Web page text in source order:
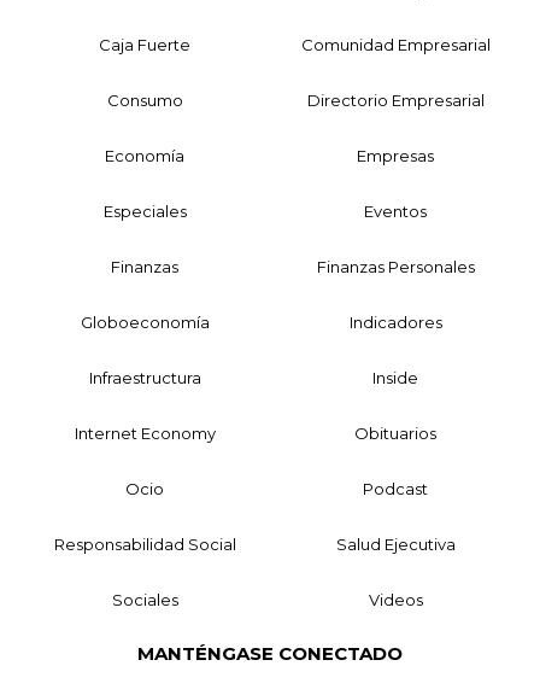
Caja Fuerte Comunidad Empresarial
Consumo Directorio Empresarial
Economía Empresas
Especiales Eventos
Finanzas Finanzas Personales
Globoeconomía Indicadores
Infraestructura Inside
Internet Economy Obituarios
Ocio Podcast
Responsabilidad Social Salud Ejecutiva
Sociales Videos
MANTÉNGASE CONECTADO